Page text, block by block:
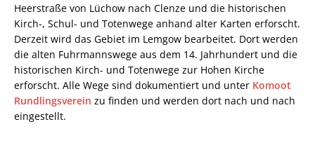
Heerstraße von Lüchow nach Clenze und die historischen
Kirch-, Schul- und Totenwege anhand alter Karten erforscht.
Derzeit wird das Gebiet im Lemgow bearbeitet. Dort werden
die alten Fuhrmannswege aus dem 14. Jahrhundert und die
historischen Kirch- und Totenwege zur Hohen Kirche
erforscht. Alle Wege sind dokumentiert und unter Komoot
Rundlingsverein zu finden und werden dort nach und nach
eingestellt.